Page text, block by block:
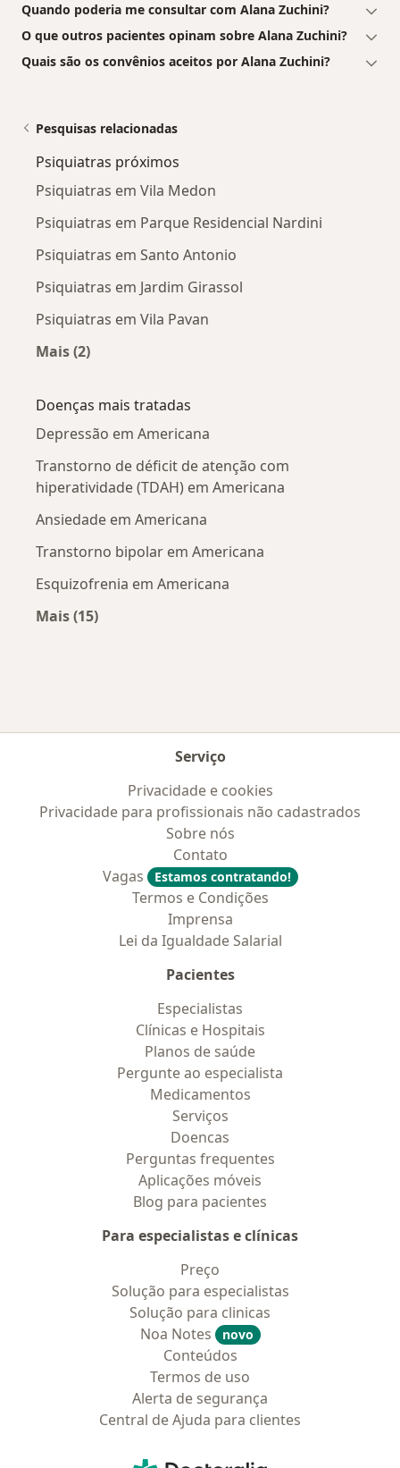
Quando poderia me consultar com Alana Zuchini?
O que outros pacientes opinam sobre Alana Zuchini?
Quais são os convênios aceitos por Alana Zuchini?
Pesquisas relacionadas
Psiquiatras próximos
Psiquiatras em Vila Medon
Psiquiatras em Parque Residencial Nardini
Psiquiatras em Santo Antonio
Psiquiatras em Jardim Girassol
Psiquiatras em Vila Pavan
Mais (2)
Doenças mais tratadas
Depressão em Americana
Transtorno de déficit de atenção com
hiperatividade (TDAH) em Americana
Ansiedade em Americana
Transtorno bipolar em Americana
Esquizofrenia em Americana
Mais (15)
Serviço
Privacidade e cookies
Privacidade para profissionais não cadastrados
Sobre nós
Contato
Vagas
Estamos contratando!
Termos e Condições
Imprensa
Lei da Igualdade Salarial
Pacientes
Especialistas
Clínicas e Hospitais
Planos de saúde
Pergunte ao especialista
Medicamentos
Serviços
Doencas
Perguntas frequentes
Aplicações móveis
Blog para pacientes
Para especialistas e clínicas
Preço
Solução para especialistas
Solução para clinicas
Noa Notes
novo
Conteúdos
Termos de uso
Alerta de segurança
Central de Ajuda para clientes
Doctoralia - Homepage